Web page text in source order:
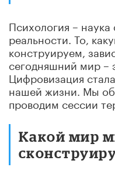
Психология –
реальности. То,
конструируем,
сегодняшний мир –
Цифровизация
нашей жизни. Мы
проводим сессии
Какой мир